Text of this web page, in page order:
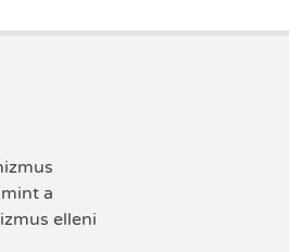
a
elleni